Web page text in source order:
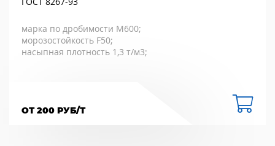
марка по дробимости М600;
морозостойкость F50;
насыпная плотность 1,3 т/м3;
ОТ 200 РУБ/Т